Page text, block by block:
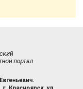
портал